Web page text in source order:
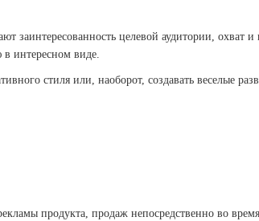
целевой аудитории, охват и
интересном виде.
стиля или, наоборот, создавать веселые
продукта, продаж непосредственно во